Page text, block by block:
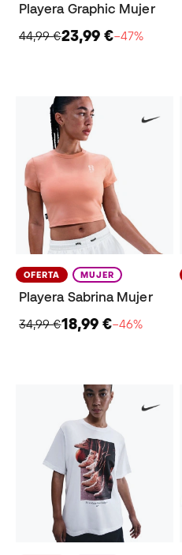
Playera Graphic Mujer
44,99 €23,99 €−47%
OFERTA MUJER
Playera Sabrina Mujer
34,99 €18,99 €−46%